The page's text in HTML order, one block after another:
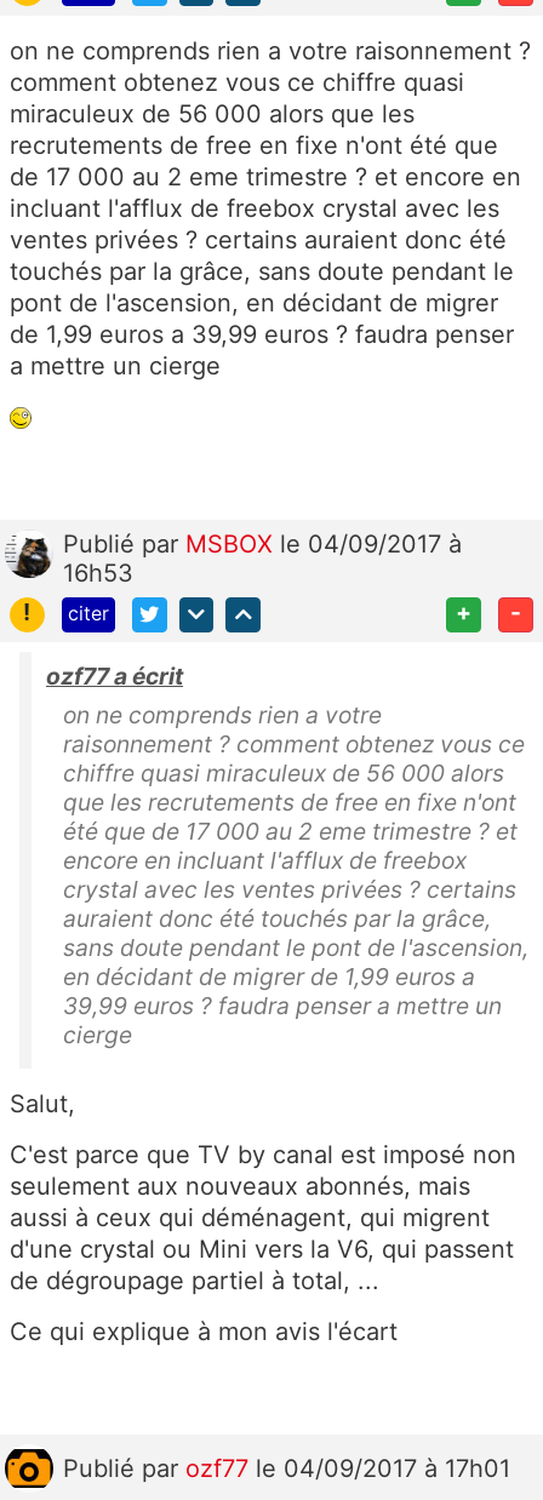
on ne comprends rien a votre raisonnement ?
comment obtenez vous ce chiffre quasi
miraculeux de 56 000 alors que les
recrutements de free en fixe n'ont été que
de 17 000 au 2 eme trimestre ? et encore en
incluant l'afflux de freebox crystal avec les
ventes privées ? certains auraient donc été
touchés par la grâce, sans doute pendant le
pont de l'ascension, en décidant de migrer
de 1,99 euros a 39,99 euros ? faudra penser
a mettre un cierge
Publié par MSBOX le 04/09/2017 à
16h53
!
citer + -
ozf77 a écrit
on ne comprends rien a votre
raisonnement ? comment obtenez vous ce
chiffre quasi miraculeux de 56 000 alors
que les recrutements de free en fixe n'ont
été que de 17 000 au 2 eme trimestre ? et
encore en incluant l'afflux de freebox
crystal avec les ventes privées ? certains
auraient donc été touchés par la grâce,
sans doute pendant le pont de l'ascension,
en décidant de migrer de 1,99 euros a
39,99 euros ? faudra penser a mettre un
cierge
Salut,
C'est parce que TV by canal est imposé non
seulement aux nouveaux abonnés, mais
aussi à ceux qui déménagent, qui migrent
d'une crystal ou Mini vers la V6, qui passent
de dégroupage partiel à total, ...
Ce qui explique à mon avis l'écart
Publié par ozf77 le 04/09/2017 à 17h01